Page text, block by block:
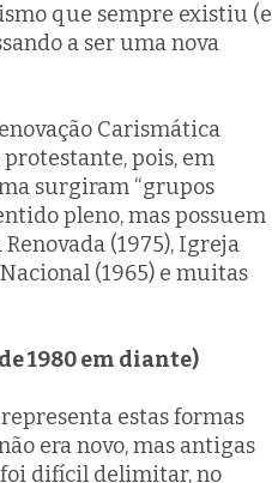
que sempre existiu (e
a ser uma nova
Carismática
pois, em
surgiram “grupos
pleno, mas possuem
(1975), Igreja
(1965) e muitas
1980 em diante)
estas formas
era novo, mas antigas
foi difícil delimitar, no